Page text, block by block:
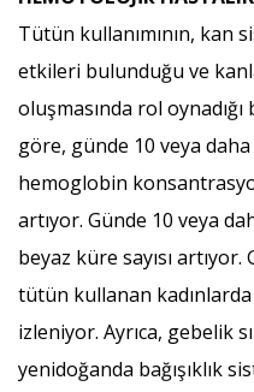
Tütün kullanımının, kan
etkileri bulunduğu ve
oluşmasında rol
göre, günde 10 veya
hemoglobin
artıyor. Günde 10 veya
beyaz küre sayısı artıyor.
tütün kullanan
izleniyor. Ayrıca, gebelik
yenidoğanda bağışıklık